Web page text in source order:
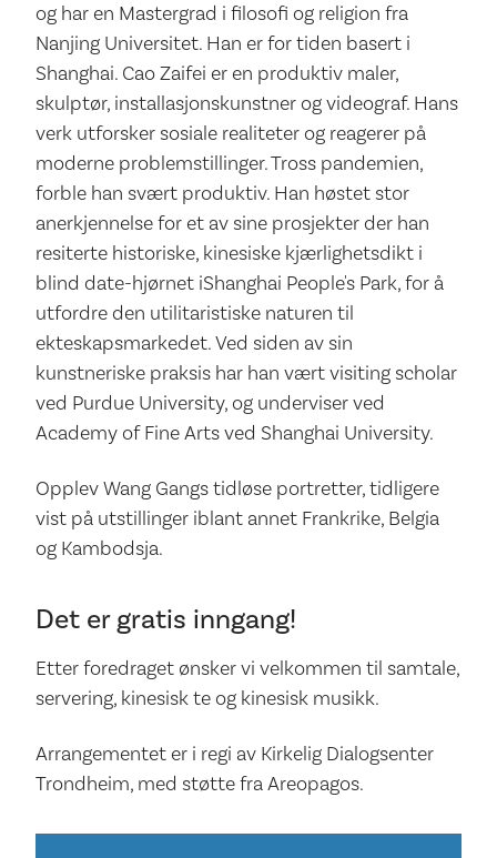
og har en Mastergrad i filosofi og religion fra
Nanjing Universitet. Han er for tiden basert i
Shanghai. Cao Zaifei er en produktiv maler,
skulptør, installasjonskunstner og videograf. Hans
verk utforsker sosiale realiteter og reagerer på
moderne problemstillinger. Tross pandemien,
forble han svært produktiv. Han høstet stor
anerkjennelse for et av sine prosjekter der han
resiterte historiske, kinesiske kjærlighetsdikt i
blind date-hjørnet iShanghai People's Park, for å
utfordre den utilitaristiske naturen til
ekteskapsmarkedet. Ved siden av sin
kunstneriske praksis har han vært visiting scholar
ved Purdue University, og underviser ved
Academy of Fine Arts ved Shanghai University.
Opplev Wang Gangs tidløse portretter, tidligere
vist på utstillinger iblant annet Frankrike, Belgia
og Kambodsja.
Det er gratis inngang!
Etter foredraget ønsker vi velkommen til samtale,
servering, kinesisk te og kinesisk musikk.
Arrangementet er i regi av Kirkelig Dialogsenter
Trondheim, med støtte fra Areopagos.